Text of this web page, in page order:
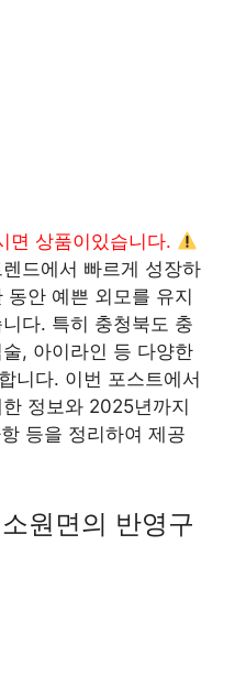
면 상품이있습니다.
드에서 빠르게 성장하
안 예쁜 외모를 유지
다. 특히 충청북도 충
, 아이라인 등 다양한
니다. 이번 포스트에서
정보와 2025년까지
등을 정리하여 제공
원면의 반영구